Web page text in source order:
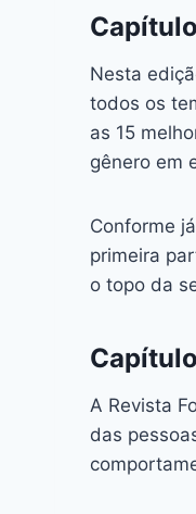
c
e
b
o
o
s
s
e
n
g
Nesta
todos os
as 15
gênero em
Conforme
primeira
o topo da
A Revista
das